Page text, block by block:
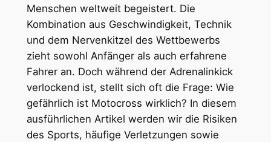
Menschen weltweit begeistert. Die
Kombination aus Geschwindigkeit, Technik
und dem Nervenkitzel des Wettbewerbs
zieht sowohl Anfänger als auch erfahrene
Fahrer an. Doch während der Adrenalinkick
verlockend ist, stellt sich oft die Frage: Wie
gefährlich ist Motocross wirklich? In diesem
ausführlichen Artikel werden wir die Risiken
des Sports, häufige Verletzungen sowie